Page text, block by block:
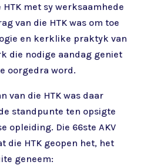
met sy werksaamhede
van die HTK was om toe
en kerklike praktyk van
die nodige aandag geniet
oorgedra word.
van die HTK was daar
standpunte ten opsigte
opleiding. Die 66ste AKV
die HTK geopen het, het
geneem: